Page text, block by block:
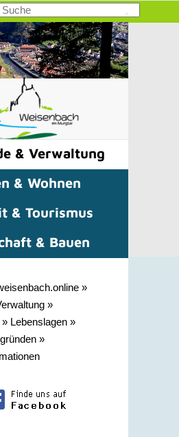
& Verwaltung
& Wohnen
& Tourismus
& Bauen
»
»
» Lebenslagen »
»